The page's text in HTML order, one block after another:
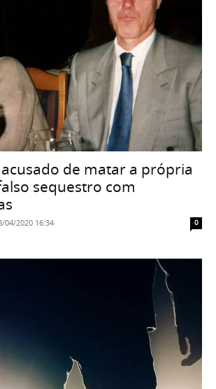
de matar a própria
sequestro com
04/2020 16:34 0